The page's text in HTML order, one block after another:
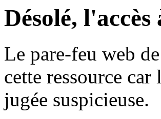
Désolé,
Le pare-feu web
cette ressource
jugée suspicieuse.